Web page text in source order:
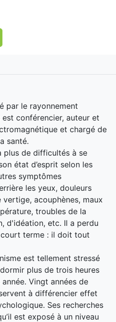
par le rayonnement
conférencier, auteur et
et chargé de
santé.
plus de difficultés à se
état d’esprit selon les
symptômes
les yeux, douleurs
acouphènes, maux
troubles de la
d'idéation, etc. Il a perdu
terme : il doit tout
est tellement stressé
plus de trois heures
Vingt années de
à différencier effet
Ses recherches
est exposé à un niveau